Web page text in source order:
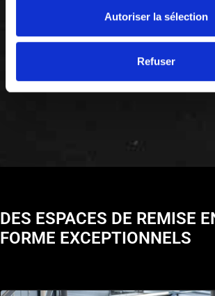
Autoriser la sélection
Refuser
DES ESPACES DE REMISE
FORME EXCEPTIONNELS